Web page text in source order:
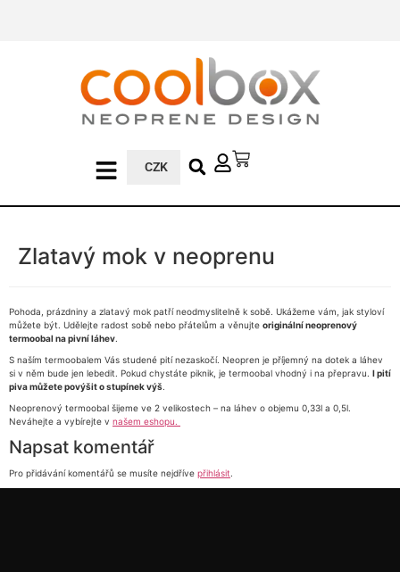
CZK
Zlatavý mok v neoprenu
Pohoda, prázdniny a zlatavý mok patří neodmyslitelně k sobě. Ukážeme vám, jak styloví
můžete být. Udělejte radost sobě nebo přátelům a věnujte originální neoprenový
termoobal na pivní láhev
S naším termoobalem Vás studené pití nezaskočí. Neopren je příjemný na dotek a láhev
si v něm bude jen lebedit. Pokud chystáte piknik, je termoobal vhodný i na přepravu. I pití
piva můžete povýšit o stupínek výš
Neoprenový termoobal šijeme ve 2 velikostech – na láhev o objemu 0,33l a 0,5l.
Neváhejte a vybírejte v našem eshopu.
Napsat komentář
Pro přidávání komentářů se musíte nejdříve přihlásit